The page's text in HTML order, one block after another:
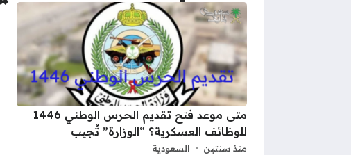
متى موعد فتح تقديم الحرس الوطني 1446
للوظائف العسكرية؟ “الوزارة” تُجيب
منذ سنتين السعودية